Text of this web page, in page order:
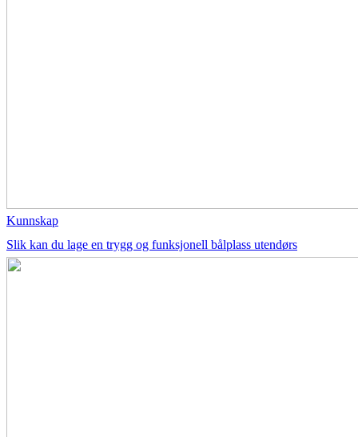
Kunnskap
Slik kan du lage en trygg og funksjonell bålplass utendørs